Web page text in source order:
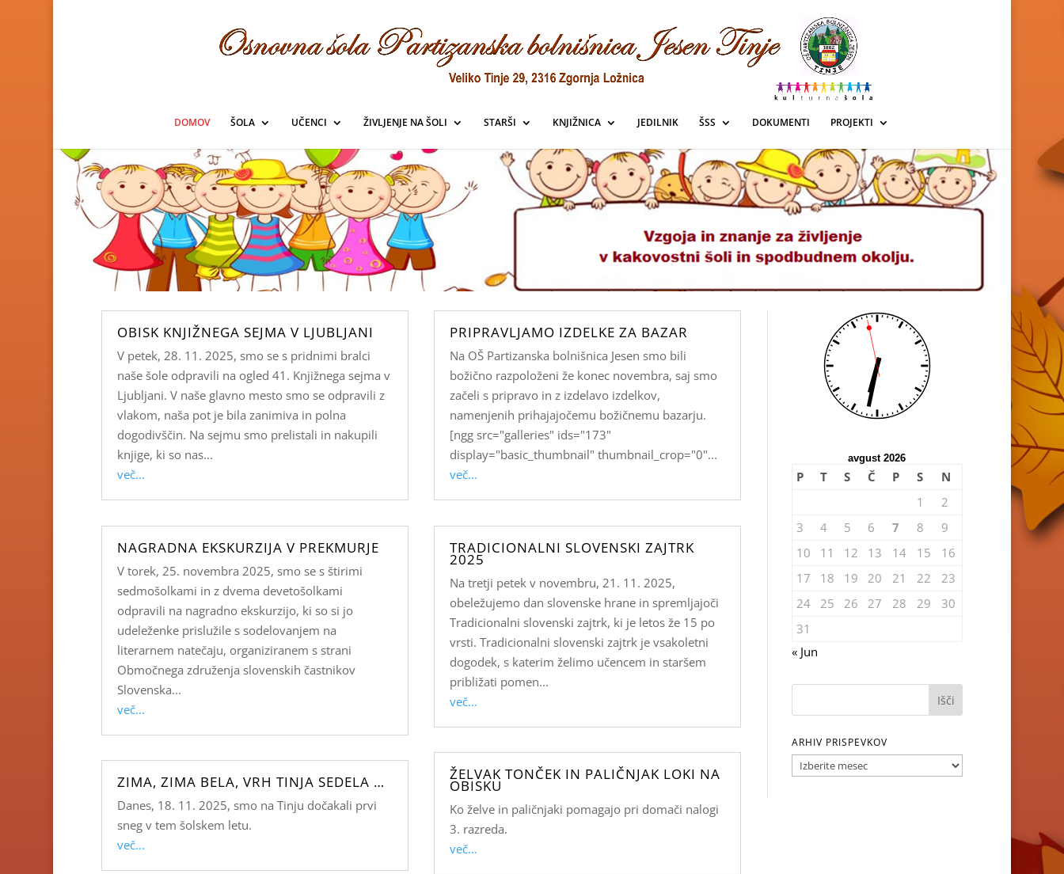
DOMOV ŠOLA UČENCI ŽIVLJENJE NA ŠOLI STARŠI KNJIŽNICA JEDILNIK ŠSS DOKUMENTI PROJEKTI
OBISK KNJIŽNEGA SEJMA V LJUBLJANI
V petek, 28. 11. 2025, smo se s pridnimi bralci
naše šole odpravili na ogled 41. Knjižnega sejma v
Ljubljani. V naše glavno mesto smo se odpravili z
vlakom, naša pot je bila zanimiva in polna
dogodivščin. Na sejmu smo prelistali in nakupili
knjige, ki so nas...
več...
NAGRADNA EKSKURZIJA V PREKMURJE
V torek, 25. novembra 2025, smo se s štirimi
sedmošolkami in z dvema devetošolkami
odpravili na nagradno ekskurzijo, ki so si jo
udeleženke prislužile s sodelovanjem na
literarnem natečaju, organiziranem s strani
Območnega združenja slovenskih častnikov
Slovenska...
več...
ZIMA, ZIMA BELA, VRH TINJA SEDELA …
Danes, 18. 11. 2025, smo na Tinju dočakali prvi
sneg v tem šolskem letu.
več...
PRIPRAVLJAMO IZDELKE ZA BAZAR
Na OŠ Partizanska bolnišnica Jesen smo bili
božično razpoloženi že konec novembra, saj smo
začeli s pripravo in z izdelavo izdelkov,
namenjenih prihajajočemu božičnemu bazarju.
[ngg src="galleries" ids="173"
display="basic_thumbnail" thumbnail_crop="0"...
več...
TRADICIONALNI SLOVENSKI ZAJTRK
2025
Na tretji petek v novembru, 21. 11. 2025,
obeležujemo dan slovenske hrane in spremljajoči
Tradicionalni slovenski zajtrk, ki je letos že 15 po
vrsti. Tradicionalni slovenski zajtrk je vsakoletni
dogodek, s katerim želimo učencem in staršem
približati pomen...
več...
ŽELVAK TONČEK IN PALIČNJAK LOKI NA
OBISKU
Ko želve in paličnjaki pomagajo pri domači nalogi
3. razreda.
več...
avgust 2026
P T S Č P S
N
1
2
3
4 5 6 7 8
9
10
11 12 13 14 15
16
17
18 19 20 21 22
23
24
25 26 27 28 29
30
31
« Jun
ARHIV PRISPEVKOV
ARHIV